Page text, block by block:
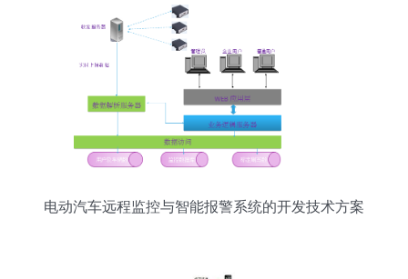
电动汽车远程监控与智能报警系统的开发技术方案